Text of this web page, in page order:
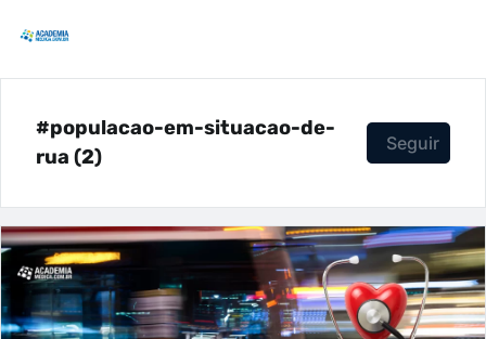
#populacao-em-situacao-de-
rua (2)
Seguir